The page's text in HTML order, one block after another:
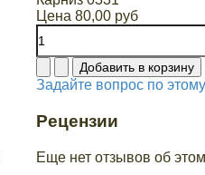
Цена 80,00 руб
Задайте вопрос по
Рецензии
Еще нет отзывов об